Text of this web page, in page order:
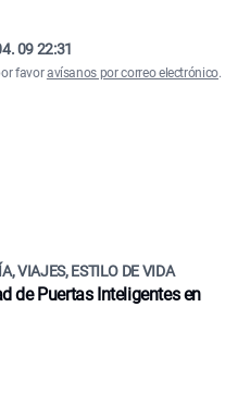
09 22:31
favoravísanos por correo electrónico.
VIAJES, ESTILO DE VIDA
de Puertas Inteligentes en